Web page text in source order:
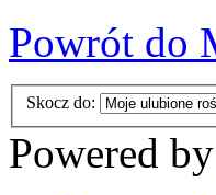
Powrót do
Skocz do:
Powered by